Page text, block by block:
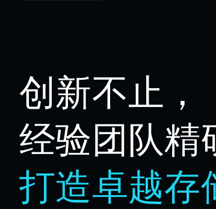
创新不止 ，
经验团队精
打造卓越存